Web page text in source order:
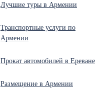
Лучшие туры в Армении
Транспортные услуги по
Армении
Прокат автомобилей в Ереване
Размещение в Армении